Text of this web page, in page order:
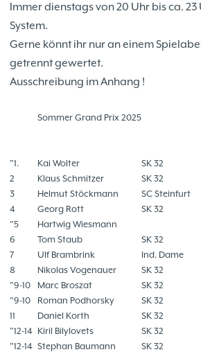
Immer dienstags von 20 Uhr bis ca. 23
System.
Gerne könnt ihr nur an einem
getrennt gewertet.
Ausschreibung im Anhang !
Sommer Grand Prix 2025
"1. Kai Wolter SK 32
2
Klaus Schmitzer SK 32
3
Helmut Stöckmann SC Steinfurt
4
Georg Rott SK 32
"5
Hartwig Wiesmann
6
Tom Staub SK 32
7
Ulf Brambrink Ind. Dame
8
Nikolas Vogenauer SK 32
"9-10
Marc Broszat SK 32
"9-10
Roman Podhorsky SK 32
11
Daniel Korth SK 32
"12-14 Kiril Bilylovets SK 32
"12-14 Stephan Baumann SK 32